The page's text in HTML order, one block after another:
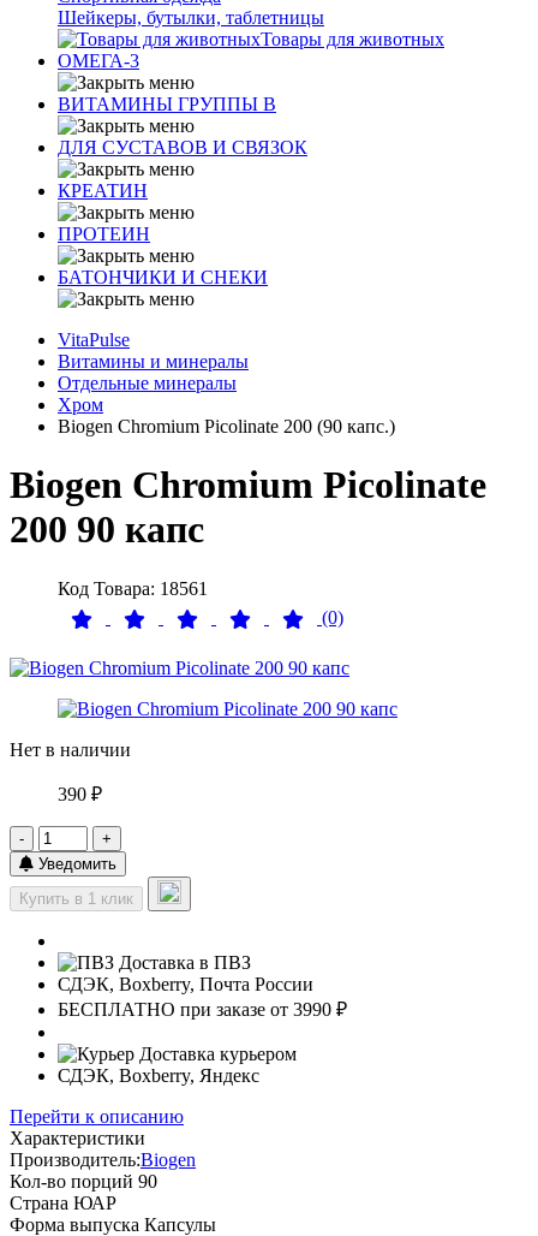
Шейкеры, бутылки, таблетницы
Товары для животных
ОМЕГА-3
ВИТАМИНЫ ГРУППЫ В
ДЛЯ СУСТАВОВ И СВЯЗОК
КРЕАТИН
ПРОТЕИН
БАТОНЧИКИ И СНЕКИ
VitaPulse
Витамины и минералы
Отдельные минералы
Хром
Biogen Chromium Picolinate 200 (90 капс.)
Biogen Chromium Picolinate
200 90 капс
Код Товара: 18561
(0)
Нет в наличии
390 ₽
-
+
Уведомить
Купить в 1 клик
Доставка в ПВЗ
СДЭК, Boxberry, Почта России
БЕСПЛАТНО при заказе от 3990 ₽
Доставка курьером
СДЭК, Boxberry, Яндекс
Перейти к описанию
Характеристики
Производитель:Biogen
Кол-во порций 90
Страна ЮАР
Форма выпуска Капсулы